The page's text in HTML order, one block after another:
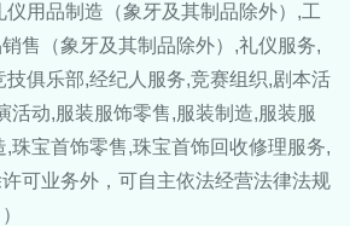
用品制造（象牙及其制品除外）,工
售（象牙及其制品除外）,礼仪服务,
技俱乐部,经纪人服务,竞赛组织,剧本活
活动,服装服饰零售,服装制造,服装服
珠宝首饰零售,珠宝首饰回收修理服务,
可业务外，可自主依法经营法律法规